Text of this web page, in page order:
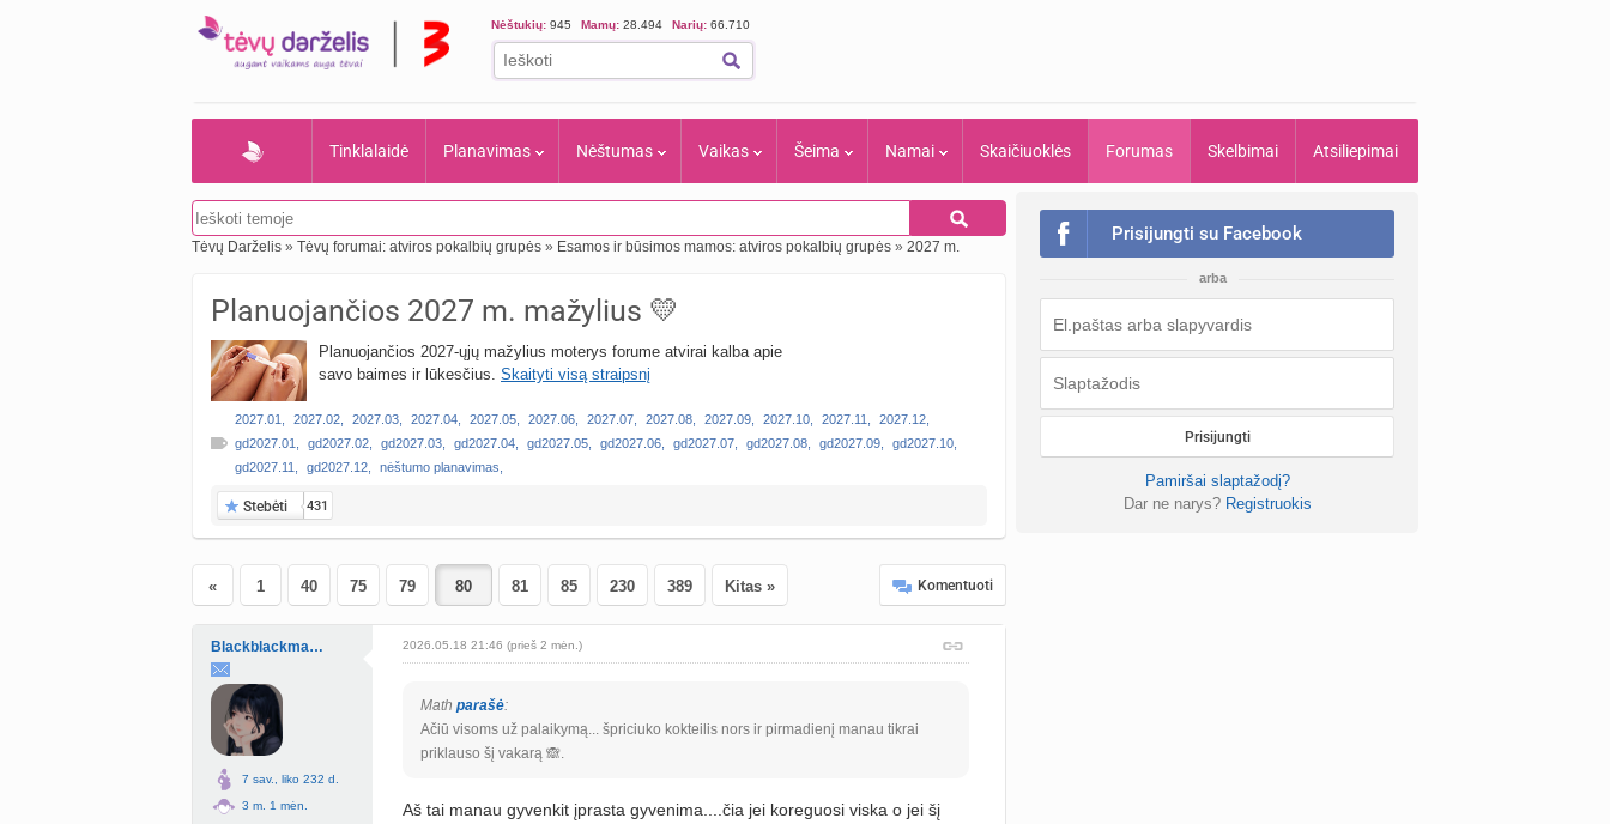
Nėštukių: 945 Mamų: 28.494 Narių: 66.710
Tinklalaidė Planavimas Nėštumas Vaikas Šeima Namai Skaičiuoklės Forumas Skelbimai Atsiliepimai
Tėvų Darželis » Tėvų forumai: atviros pokalbių grupės » Esamos ir būsimos mamos: atviros pokalbių grupės » 2027 m.
Planuojančios 2027 m. mažylius 💛
Planuojančios 2027-ųjų mažylius moterys forume atvirai kalba apie
savo baimes ir lūkesčius. Skaityti visą straipsnį
2027.01, 2027.02, 2027.03, 2027.04, 2027.05, 2027.06, 2027.07, 2027.08, 2027.09, 2027.10, 2027.11, 2027.12,
gd2027.01, gd2027.02, gd2027.03, gd2027.04, gd2027.05, gd2027.06, gd2027.07, gd2027.08, gd2027.09, gd2027.10,
gd2027.11, gd2027.12, nėštumo planavimas,
Stebėti 431
« 1 40 75 79 81 85 230 389 Kitas » Komentuoti
Blackblackmagic
7 sav., liko 232 d.
3 m. 1 mėn.
2026.05.18 21:46 (prieš 2 mėn.)
Math parašė:
Ačiū visoms už palaikymą... špriciuko kokteilis nors ir pirmadienį manau tikrai
priklauso šį vakarą 🙈.
Aš tai manau gyvenkit įprasta gyvenima....čia jei koreguosi viska o jei šį
Prisijungti su Facebook
arba
Prisijungti
Pamiršai slaptažodį?
Dar ne narys? Registruokis